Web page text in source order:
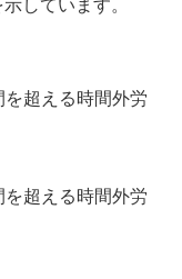
しています。
超える時間外労
超える時間外労